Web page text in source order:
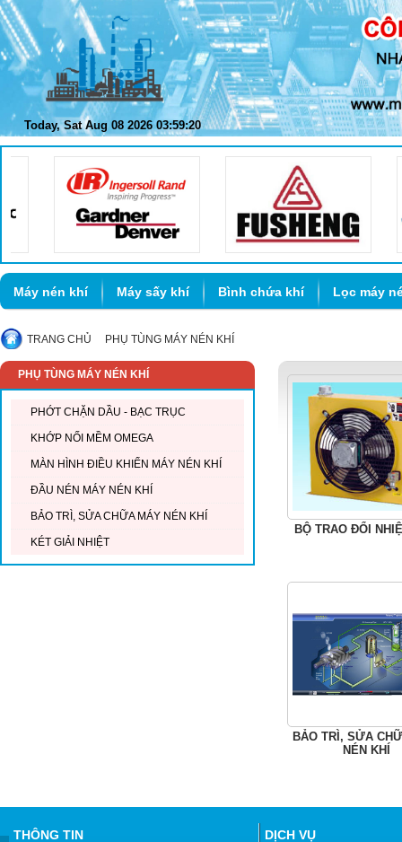
Today, Sat Aug 08 2026 03:59:20
Máy nén khí Máy sấy khí Bình chứa khí Lọc máy
TRANG CHỦ PHỤ TÙNG MÁY NÉN KHÍ
PHỤ TÙNG MÁY NÉN KHÍ
PHỚT CHẶN DẦU - BẠC TRỤC
KHỚP NỐI MỀM OMEGA
MÀN HÌNH ĐIỀU KHIỂN MÁY NÉN KHÍ
ĐẦU NÉN MÁY NÉN KHÍ
BẢO TRÌ, SỬA CHỮA MÁY NÉN KHÍ
KÉT GIẢI NHIỆT
BỘ TRAO ĐỔI
BẢO TRÌ, SỬA
NÉN KHÍ
THÔNG TIN DỊCH VỤ